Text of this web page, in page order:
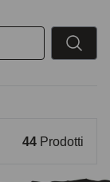
44 Prodotti